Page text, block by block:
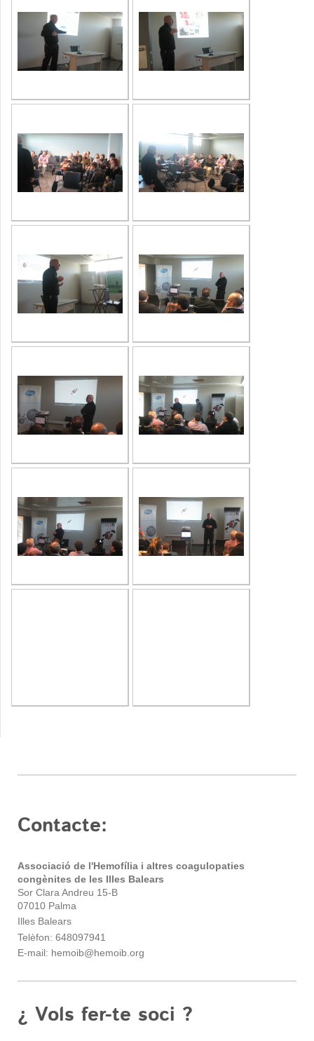
Contacte:
Associació de l'Hemofília i altres coagulopaties
congènites de les Illes Balears
Sor Clara Andreu 15-B
07010 Palma
Illes Balears
Telèfon: 648097941
E-mail: hemoib@hemoib.org
¿ Vols fer-te soci ?